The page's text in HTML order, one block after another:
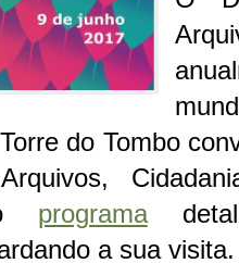
do Tombo
o programa
a sua visita.